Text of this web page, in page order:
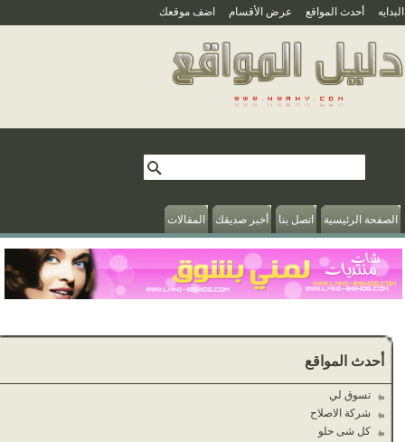
أحدث المواقع عرض الأقسام اضف موقعك
المقالات أخبر صديقك اتصل بنا الصفحة الرئيسية
أحدث المواقع
تسوق لي
شركة الاصلاح
كل شى حلو